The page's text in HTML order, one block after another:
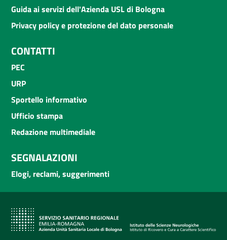
Guida ai servizi dell'Azienda USL di Bologna
Privacy policy e protezione del dato personale
CONTATTI
PEC
URP
Sportello informativo
Ufficio stampa
Redazione multimediale
SEGNALAZIONI
Elogi, reclami, suggerimenti